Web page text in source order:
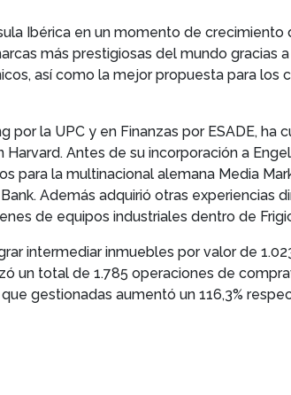
Ibérica en un momento de crecimiento
más prestigiosas del mundo gracias
así como la mejor propuesta para los
la UPC y en Finanzas por ESADE, ha
Antes de su incorporación a
para la multinacional alemana Media
Además adquirió otras experiencias
de equipos industriales dentro de
intermediar inmuebles por valor de
un total de 1.785 operaciones de
gestionadas aumentó un 116,3%